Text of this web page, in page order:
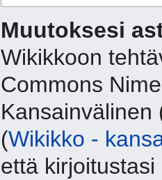
Muutoksesi
Wikikkoon
Commons
Kansainvälinen
(Wikikko -
että